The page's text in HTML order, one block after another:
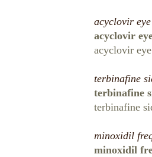
acyclovir
acyclovir
acyclovir
terbinafine
terbinafine
terbinafine
minoxidil
minoxidil